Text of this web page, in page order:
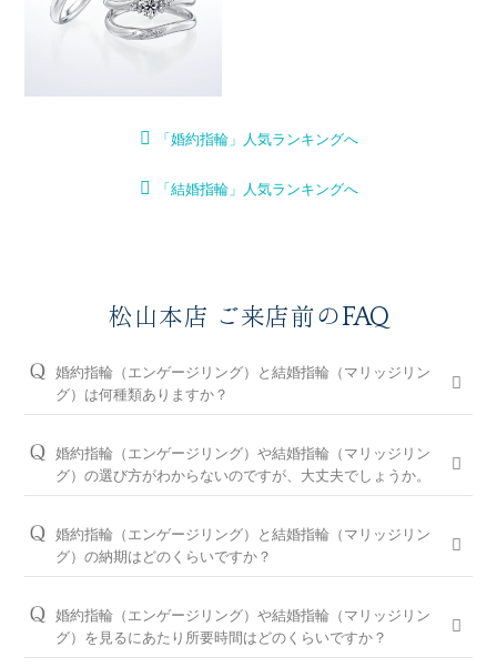
「婚約指輪」人気ランキングへ
「結婚指輪」人気ランキングへ
松山本店 ご来店前のFAQ
婚約指輪（エンゲージリング）と結婚指輪（マリッジリン
グ）は何種類ありますか？
のデザインや、シンプルからゴージャスまで、豊富なラインナ
ップをご用意しております。オプションを組み合わせると数万
通りの中から、おふたりらしさを叶える婚約指輪と結婚指輪を
※ホームページで掲載しているのは一部の商品です。
結婚指輪の閲覧人気ランキングはこちら
婚約指輪（エンゲージリング）や結婚指輪（マリッジリン
グ）の選び方がわからないのですが、大丈夫でしょうか。
ンシェルジュが、普段のイメージやライフスタイル、ご予算等
をお伺いして、ダイヤモンドとデザインをご提案させていただ
きます。
お客様に寄り添い続けてきた銀座ダイヤモンドシライシだから
こそ、骨格×指輪診断で似合うと好きを同時に叶えるパーフェ
クトフィットカウンセリングもございます。銀座ダイヤモンド
婚約指輪（エンゲージリング）と結婚指輪（マリッジリン
グ）の納期はどのくらいですか？
ステムのため、ご注文いただいてから概ね1か月～2ヶ月程いた
だいております。婚約指輪をプロポーズの際に贈られる場合
は、予定日の2～3ヶ月程前、結婚指輪をご入籍や両家顔合わせ
婚約指輪（エンゲージリング）や結婚指輪（マリッジリン
グ）を見るにあたり所要時間はどのくらいですか？